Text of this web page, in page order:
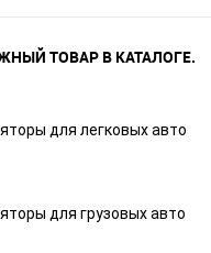
ТОВАР В КАТАЛОГЕ.
для легковых авто
для грузовых авто